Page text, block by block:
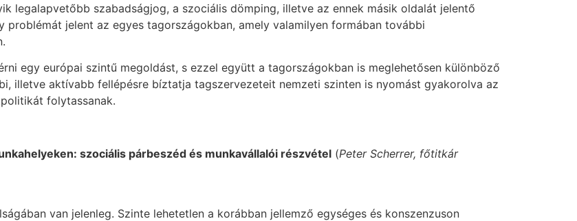
legalapvetőbb szabadságjog, a szociális dömping, illetve az ennek másik oldalát jelentő
problémát jelent az egyes tagországokban, amely valamilyen formában további
egy európai szintű megoldást, s ezzel együtt a tagországokban is meglehetősen különböző
illetve aktívabb fellépésre bíztatja tagszervezeteit nemzeti szinten is nyomást gyakorolva az
folytassanak.
szociális párbeszéd és munkavállalói részvétel (Peter Scherrer, főtitkár
van jelenleg. Szinte lehetetlen a korábban jellemző egységes és konszenzuson